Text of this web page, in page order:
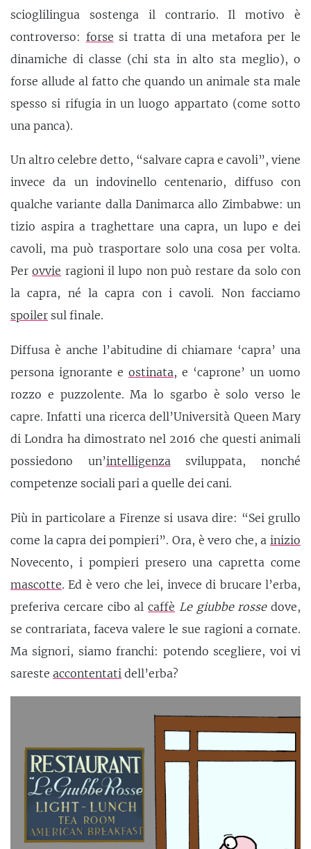
scioglilingua sostenga il contrario. Il motivo è
controverso: forse si tratta di una metafora per le
dinamiche di classe (chi sta in alto sta meglio), o
forse allude al fatto che quando un animale sta male
spesso si rifugia in un luogo appartato (come sotto
una panca).
Un altro celebre detto, “salvare capra e cavoli”, viene
invece da un indovinello centenario, diffuso con
qualche variante dalla Danimarca allo Zimbabwe: un
tizio aspira a traghettare una capra, un lupo e dei
cavoli, ma può trasportare solo una cosa per volta.
Perovvie ragioni il lupo non può restare da solo con
la capra, né la capra con i cavoli. Non facciamo
spoiler sul finale.
Diffusa è anche l’abitudine di chiamare ‘capra’ una
persona ignorante e ostinata, e ‘caprone’ un uomo
rozzo e puzzolente. Ma lo sgarbo è solo verso le
capre. Infatti una ricerca dell’Università Queen Mary
di Londra ha dimostrato nel 2016 che questi animali
possiedono un’intelligenzasviluppata, nonché
competenze sociali pari a quelle dei cani.
Più in particolare a Firenze si usava dire: “Sei grullo
come la capra dei pompieri”. Ora, è vero che, a inizio
Novecento, i pompieri presero una capretta come
mascotte. Ed è vero che lei, invece di brucare l’erba,
preferiva cercare cibo al caffè Le giubbe rossedove,
se contrariata, faceva valere le sue ragioni a cornate.
Ma signori, siamo franchi: potendo scegliere, voi vi
sareste accontentati dell’erba?